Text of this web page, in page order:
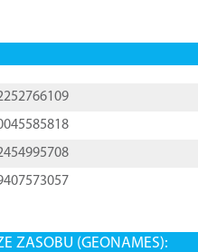
ZASOBU (GEONAMES):